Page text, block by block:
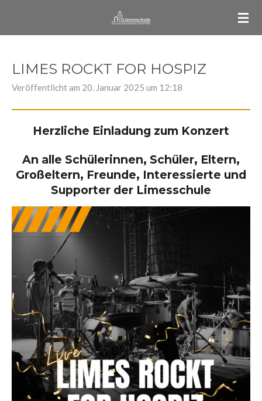
LIMES ROCKT FOR HOSPIZ
Veröffentlicht am 20. Januar 2025 um 12:18
Herzliche Einladung zum Konzert
An alle Schülerinnen, Schüler, Eltern,
Großeltern, Freunde, Interessierte und
Supporter der Limesschule